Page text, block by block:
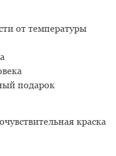
от температуры
подарок
краска